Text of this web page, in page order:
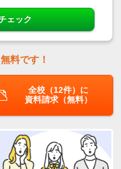
ェック
無料です！
全校（12件）に
資料請求（無料）